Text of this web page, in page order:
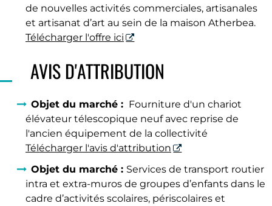
de nouvelles activités commerciales, artisanales
et artisanat d’art au sein de la maison Atherbea.
Télécharger l'offre ici
AVIS D'ATTRIBUTION
Objet du marché : Fourniture d'un chariot
élévateur télescopique neuf avec reprise de
l'ancien équipement de la collectivité
Télécharger l'avis d'attribution
Objet du marché : Services de transport routier
intra et extra-muros de groupes d’enfants dans le
cadre d’activités scolaires, périscolaires et